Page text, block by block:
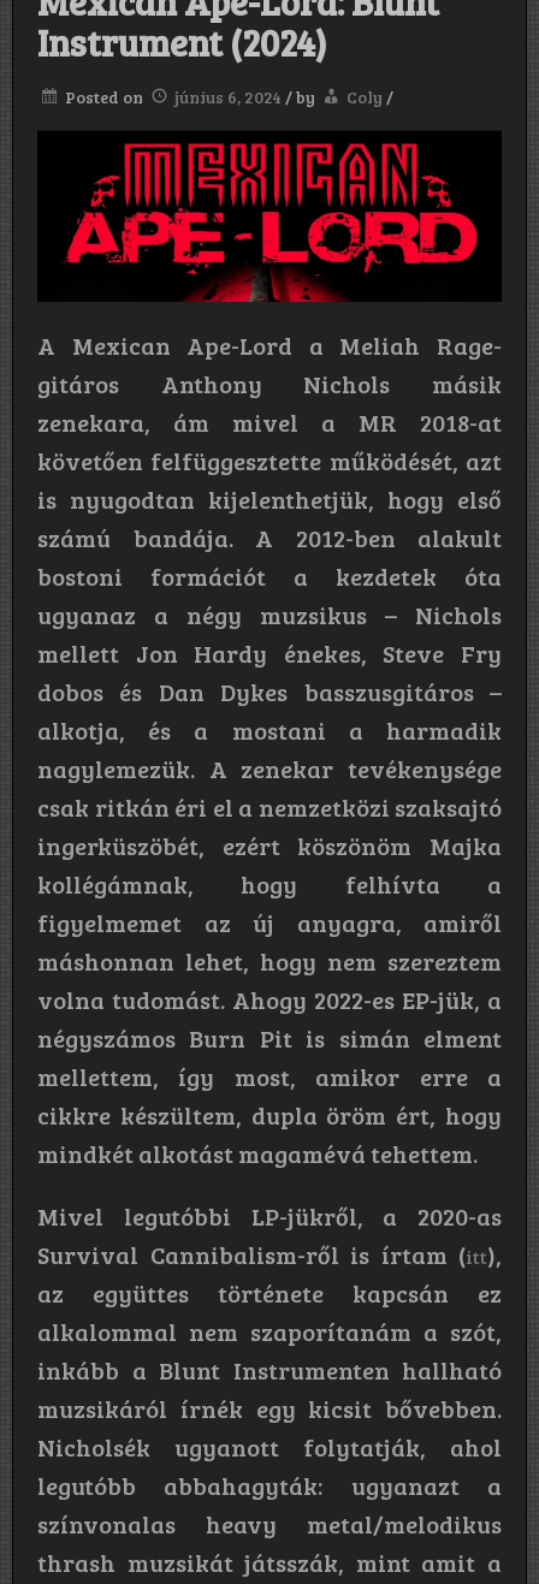
Instrument (2024)
Posted on június 6, 2024 /by Coly /
A Mexican Ape-Lord a Meliah Rage-
gitáros Anthony Nichols másik
zenekara, ám mivel a MR 2018-at
követően felfüggesztette működését, azt
is nyugodtan kijelenthetjük, hogy első
számú bandája. A 2012-ben alakult
bostoni formációt a kezdetek óta
ugyanaz a négy muzsikus – Nichols
mellett Jon Hardy énekes, Steve Fry
dobos és Dan Dykes basszusgitáros –
alkotja, és a mostani a harmadik
nagylemezük. A zenekar tevékenysége
csak ritkán éri el a nemzetközi szaksajtó
ingerküszöbét, ezért köszönöm Majka
kollégámnak, hogy felhívta a
figyelmemet az új anyagra, amiről
máshonnan lehet, hogy nem szereztem
volna tudomást. Ahogy 2022-es EP-jük, a
négyszámos Burn Pit is simán elment
mellettem, így most, amikor erre a
cikkre készültem, dupla öröm ért, hogy
mindkét alkotást magamévá tehettem.
Mivel legutóbbi LP-jükről, a 2020-as
Survival Cannibalism-ről is írtam (itt),
az együttes története kapcsán ez
alkalommal nem szaporítanám a szót,
inkább a Blunt Instrumenten hallható
muzsikáról írnék egy kicsit bővebben.
Nicholsék ugyanott folytatják, ahol
legutóbb abbahagyták: ugyanazt a
színvonalas heavy metal/melodikus
thrash muzsikát játsszák, mint amit a